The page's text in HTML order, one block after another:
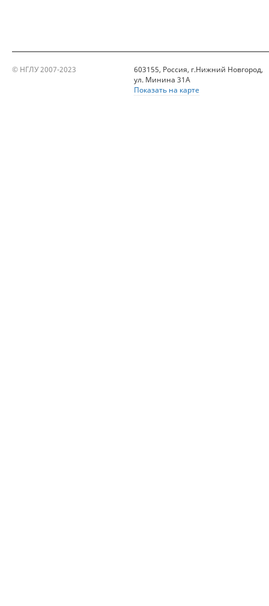
© НГЛУ 2007-2023
603155, Россия, г.Нижний Новгород,
ул. Минина 31А
Показать на карте